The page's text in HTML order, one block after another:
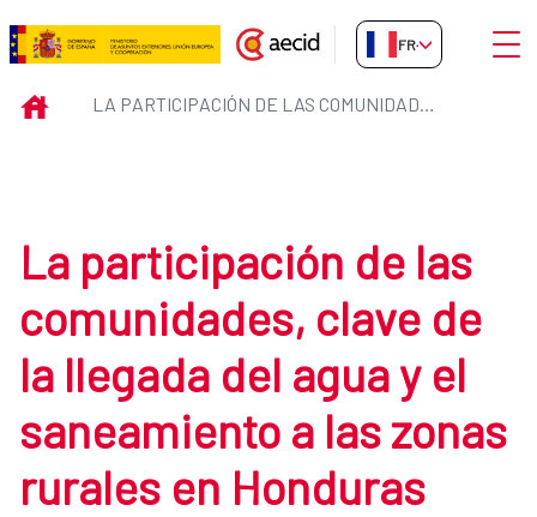
Saut au contenu principal
La participación de las
FR-FR
INICIO LA PARTICIPACIÓN DE LAS COMUNIDADES, CLAVE DE LA LLEGADA DEL AGUA Y EL SANEAMIENTO A LAS ZONAS RURALES EN HONDURAS
La participación de las
comunidades, clave de
la llegada del agua y el
saneamiento a las zonas
rurales en Honduras